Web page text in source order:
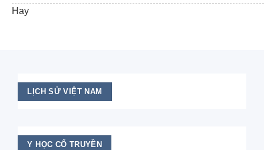
Hay
LỊCH SỬ VIỆT NAM
Y HỌC CỔ TRUYỀN